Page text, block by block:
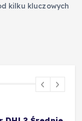
kilku kluczowych